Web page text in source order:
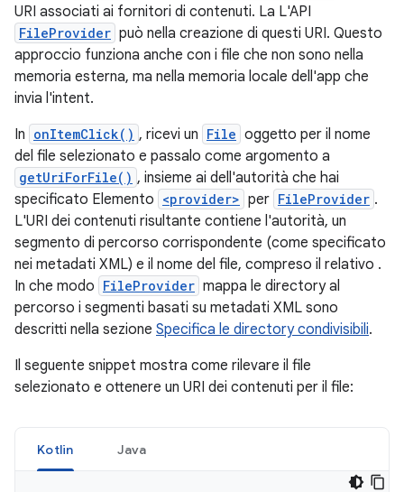
URI associati ai fornitori di contenuti. La L'API
FileProvider può nella creazione di questi URI. Questo
approccio funziona anche con i file che non sono nella
memoria esterna, ma nella memoria locale dell'app che
invia l'intent.
In onItemClick() , ricevi un File oggetto per il nome
del file selezionato e passalo come argomento a
getUriForFile() , insieme ai dell'autorità che hai
specificato Elemento <provider> per FileProvider .
L'URI dei contenuti risultante contiene l'autorità, un
segmento di percorso corrispondente (come specificato
nei metadati XML) e il nome del file, compreso il relativo .
In che modo FileProvider mappa le directory al
percorso i segmenti basati su metadati XML sono
descritti nella sezione Specifica le directory condivisibili.
Il seguente snippet mostra come rilevare il file
selezionato e ottenere un URI dei contenuti per il file:
Kotlin Java